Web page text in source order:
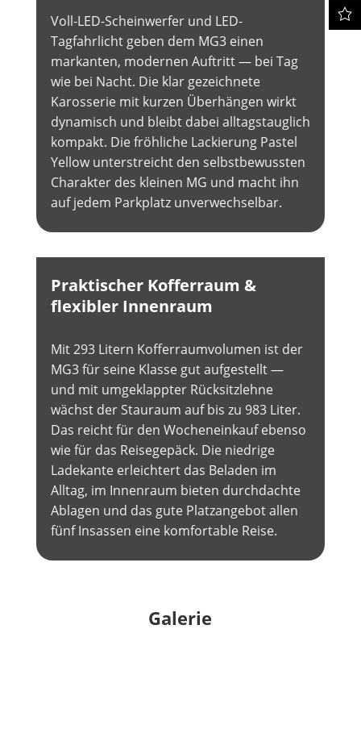
Voll-LED-Scheinwerfer und LED-
Tagfahrlicht geben dem MG3 einen
markanten, modernen Auftritt — bei Tag
wie bei Nacht. Die klar gezeichnete
Karosserie mit kurzen Überhängen wirkt
dynamisch und bleibt dabei alltagstauglich
kompakt. Die fröhliche Lackierung Pastel
Yellow unterstreicht den selbstbewussten
Charakter des kleinen MG und macht ihn
auf jedem Parkplatz unverwechselbar.
Praktischer Kofferraum &
flexibler Innenraum
Mit 293 Litern Kofferraumvolumen ist der
MG3 für seine Klasse gut aufgestellt —
und mit umgeklappter Rücksitzlehne
wächst der Stauraum auf bis zu 983 Liter.
Das reicht für den Wocheneinkauf ebenso
wie für das Reisegepäck. Die niedrige
Ladekante erleichtert das Beladen im
Alltag, im Innenraum bieten durchdachte
Ablagen und das gute Platzangebot allen
fünf Insassen eine komfortable Reise.
Galerie